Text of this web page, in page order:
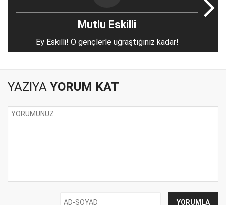
Mutlu Eskilli
Ey Eskilli! O gençlerle uğraştığınız kadar!
YAZIYA YORUM KAT